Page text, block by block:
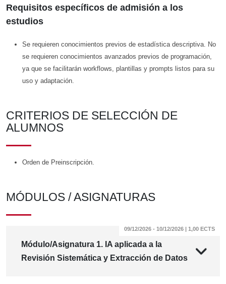
Requisitos específicos de admisión a los
estudios
Se requieren conocimientos previos de estadística descriptiva. No
se requieren conocimientos avanzados previos de programación,
ya que se facilitarán workflows, plantillas y prompts listos para su
uso y adaptación.
CRITERIOS DE SELECCIÓN DE
ALUMNOS
Orden de Preinscripción.
MÓDULOS / ASIGNATURAS
Módulo/Asignatura 1. IA aplicada a la
Revisión Sistemática y Extracción de Datos
09/12/2026 - 10/12/2026 | 1,00 ECTS